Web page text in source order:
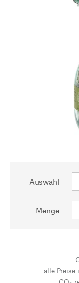
Auswahl
Menge
alle Preise
CO₂-